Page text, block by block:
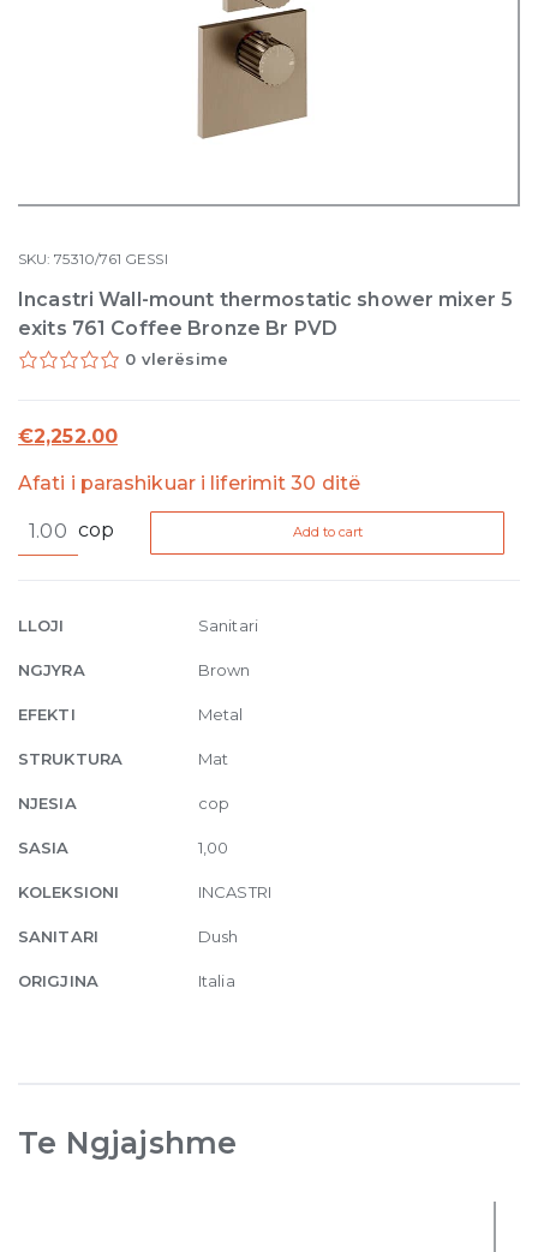
SKU:75310/761 GESSI
Incastri Wall-mount thermostatic shower mixer 5
exits 761 Coffee Bronze Br PVD
0 vlerësime
€2,252.00
Afati i parashikuar i liferimit 30 ditë
Wall-
shower
5
exits
Coffee
Bronze
PVD
quantity
cop Add to cart
LLOJI Sanitari
NGJYRA Brown
EFEKTI Metal
STRUKTURA Mat
NJESIA cop
SASIA 1,00
KOLEKSIONI INCASTRI
SANITARI Dush
ORIGJINA Italia
Te Ngjajshme